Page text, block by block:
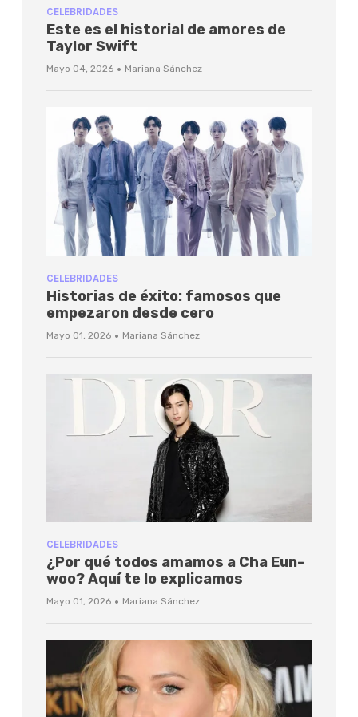
CELEBRIDADES
Este es el historial de amores de
Taylor Swift
Mayo 04, 2026 · Mariana Sánchez
CELEBRIDADES
Historias de éxito: famosos que
empezaron desde cero
Mayo 01, 2026 · Mariana Sánchez
CELEBRIDADES
¿Por qué todos amamos a Cha Eun-
woo? Aquí te lo explicamos
Mayo 01, 2026 · Mariana Sánchez